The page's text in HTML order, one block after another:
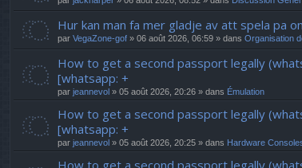
Hur kan man fa mer gladje av att spela pa
par VegaZone-gof » 06 août 2026, 06:59 » dans Organisation
How to get a second passport legally
[whatsapp: +
par jeannevol » 05 août 2026, 20:26 » dans Émulation
How to get a second passport legally
[whatsapp: +
par jeannevol » 05 août 2026, 20:25 » dans Hardware